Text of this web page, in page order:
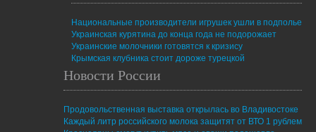
Национальные производители игрушек ушли в подполье
Украинская курятина до конца года не подорожает
Украинские молочники готовятся к кризису
Крымская клубника стоит дороже турецкой
Новости России
Продовольственная выставка открылась во Владивостоке
Каждый литр российского молока защитят от ВТО 1 рублем